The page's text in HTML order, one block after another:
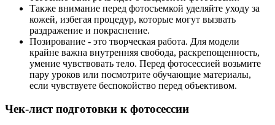
Также внимание перед фотосъемкой уделяйте уходу за
кожей, избегая процедур, которые могут вызвать
раздражение и покраснение.
Позирование - это творческая работа. Для модели
крайне важна внутренняя свобода, раскрепощенность,
умение чувствовать тело. Перед фотосессией возьмите
пару уроков или посмотрите обучающие материалы,
если чувствуете беспокойство перед объективом.
Чек-лист подготовки к фотосессии